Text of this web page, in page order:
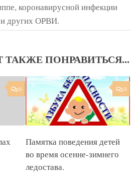
коронавирусной инфекции
и других ОРВИ.
ПОНРАВИТЬСЯ...
0 0
Памятка поведения детей
во время осенне-зимнего
ледостава.